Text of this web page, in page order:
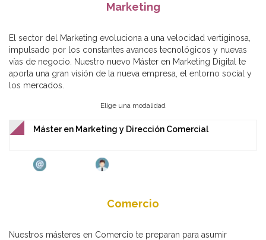
Marketing
El sector del Marketing evoluciona a una velocidad vertiginosa,
impulsado por los constantes avances tecnológicos y nuevas
vías de negocio. Nuestro nuevo Máster en Marketing Digital te
aporta una gran visión de la nueva empresa, el entorno social y
los mercados.
Elige una modalidad
Máster en Marketing y Dirección Comercial
Comercio
Nuestros másteres en Comercio te preparan para asumir